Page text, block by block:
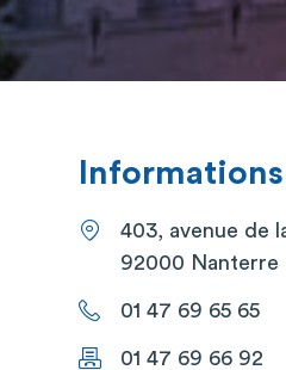
403, avenue de
92000 Nanterre
01 47 69 65 65
01 47 69 66 92